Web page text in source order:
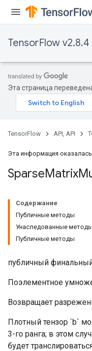
TensorFlow v2.8.4
Эта страница
TensorFlow API, API
Эта информация
SparseMatrix
Содержание
Публичные методы
Унаследованные методы
Публичные методы
публичный
Поэлементное
Возвращает
Плотный тензор `b`
3-го ранга; в этом
будет